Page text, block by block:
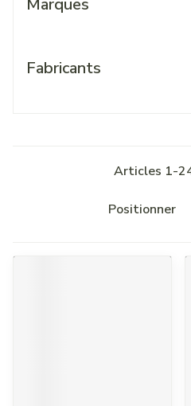
Marques
Fabricants
Articles 1-
Trier par: